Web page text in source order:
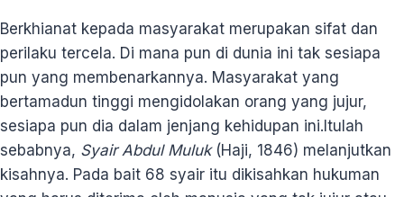
Berkhianat kepada masyarakat merupakan sifat dan
perilaku tercela. Di mana pun di dunia ini tak sesiapa
pun yang membenarkannya. Masyarakat yang
bertamadun tinggi mengidolakan orang yang jujur,
sesiapa pun dia dalam jenjang kehidupan ini.Itulah
sebabnya, Syair Abdul Muluk(Haji, 1846) melanjutkan
kisahnya. Pada bait 68 syair itu dikisahkan hukuman